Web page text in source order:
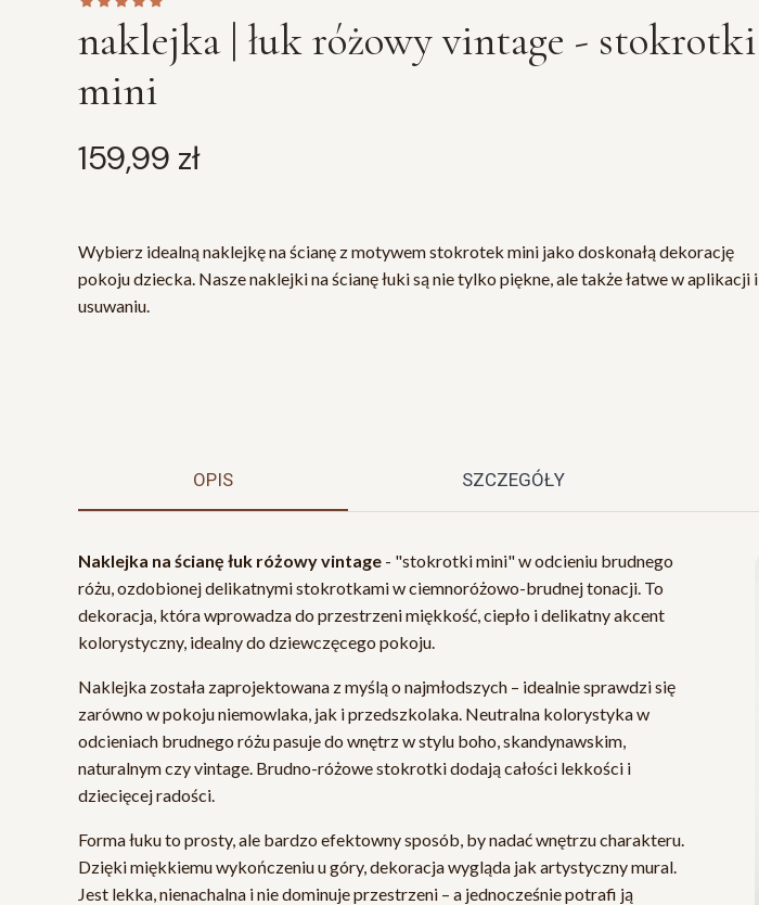
naklejka | łuk różowy vintage - stokrotki
mini
Cena
159,99 zł
Wybierz idealną naklejkę na ścianę z motywem stokrotek mini jako doskonałą dekorację
pokoju dziecka. Nasze naklejki na ścianę łuki są nie tylko piękne, ale także łatwe w aplikacji i
usuwaniu.
OPIS SZCZEGÓŁY
Naklejka na ścianę łuk różowy vintage - "stokrotki mini" w odcieniu brudnego
różu, ozdobionej delikatnymi stokrotkami w ciemnoróżowo-brudnej tonacji. To
dekoracja, która wprowadza do przestrzeni miękkość, ciepło i delikatny akcent
kolorystyczny, idealny do dziewczęcego pokoju.
Naklejka została zaprojektowana z myślą o najmłodszych – idealnie sprawdzi się
zarówno w pokoju niemowlaka, jak i przedszkolaka. Neutralna kolorystyka w
odcieniach brudnego różu pasuje do wnętrz w stylu boho, skandynawskim,
naturalnym czy vintage. Brudno-różowe stokrotki dodają całości lekkości i
dziecięcej radości.
Forma łuku to prosty, ale bardzo efektowny sposób, by nadać wnętrzu charakteru.
Dzięki miękkiemu wykończeniu u góry, dekoracja wygląda jak artystyczny mural.
Jest lekka, nienachalna i nie dominuje przestrzeni – a jednocześnie potrafi ją